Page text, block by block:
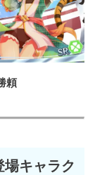
頼
場キャラク